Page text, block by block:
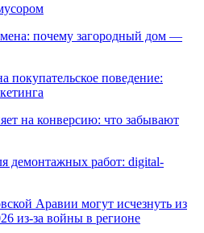
почему загородный дом —
покупательское поведение:
на конверсию: что забывают
демонтажных работ: digital-
Аравии могут исчезнуть из
из-за войны в регионе